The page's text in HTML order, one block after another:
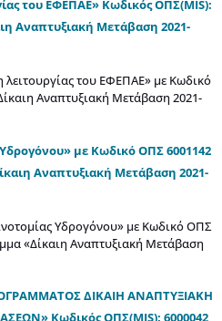
του ΕΦΕΠΑΕ» Κωδικός ΟΠΣ(MIS):
Αναπτυξιακή Μετάβαση 2021-
λειτουργίας του ΕΦΕΠΑΕ» με Κωδικό
Αναπτυξιακή Μετάβαση 2021-
με Κωδικό ΟΠΣ 6001142
Αναπτυξιακή Μετάβαση 2021-
Υδρογόνου» με Κωδικό ΟΠΣ
«Δίκαιη Αναπτυξιακή Μετάβαση
ΔΙΚΑΙΗ ΑΝΑΠΤΥΞΙΑΚΗ
Κωδικός ΟΠΣ(MIS): 6000042